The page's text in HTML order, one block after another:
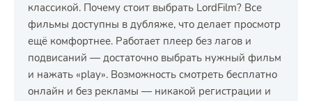
классикой. Почему стоит выбрать LordFilm? Все
фильмы доступны в дубляже, что делает просмотр
ещё комфортнее. Работает плеер без лагов и
подвисаний — достаточно выбрать нужный фильм
и нажать «play». Возможность смотреть бесплатно
онлайн и без рекламы — никакой регистрации и